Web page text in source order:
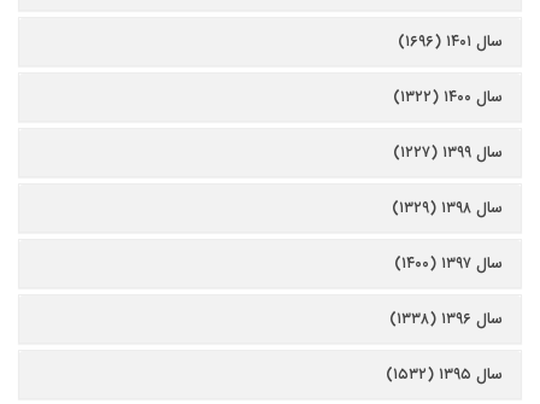
سال ۱۴۰۱ (۱۶۹۶)
سال ۱۴۰۰ (۱۳۲۲)
سال ۱۳۹۹ (۱۲۲۷)
سال ۱۳۹۸ (۱۳۲۹)
سال ۱۳۹۷ (۱۴۰۰)
سال ۱۳۹۶ (۱۳۳۸)
سال ۱۳۹۵ (۱۵۳۲)